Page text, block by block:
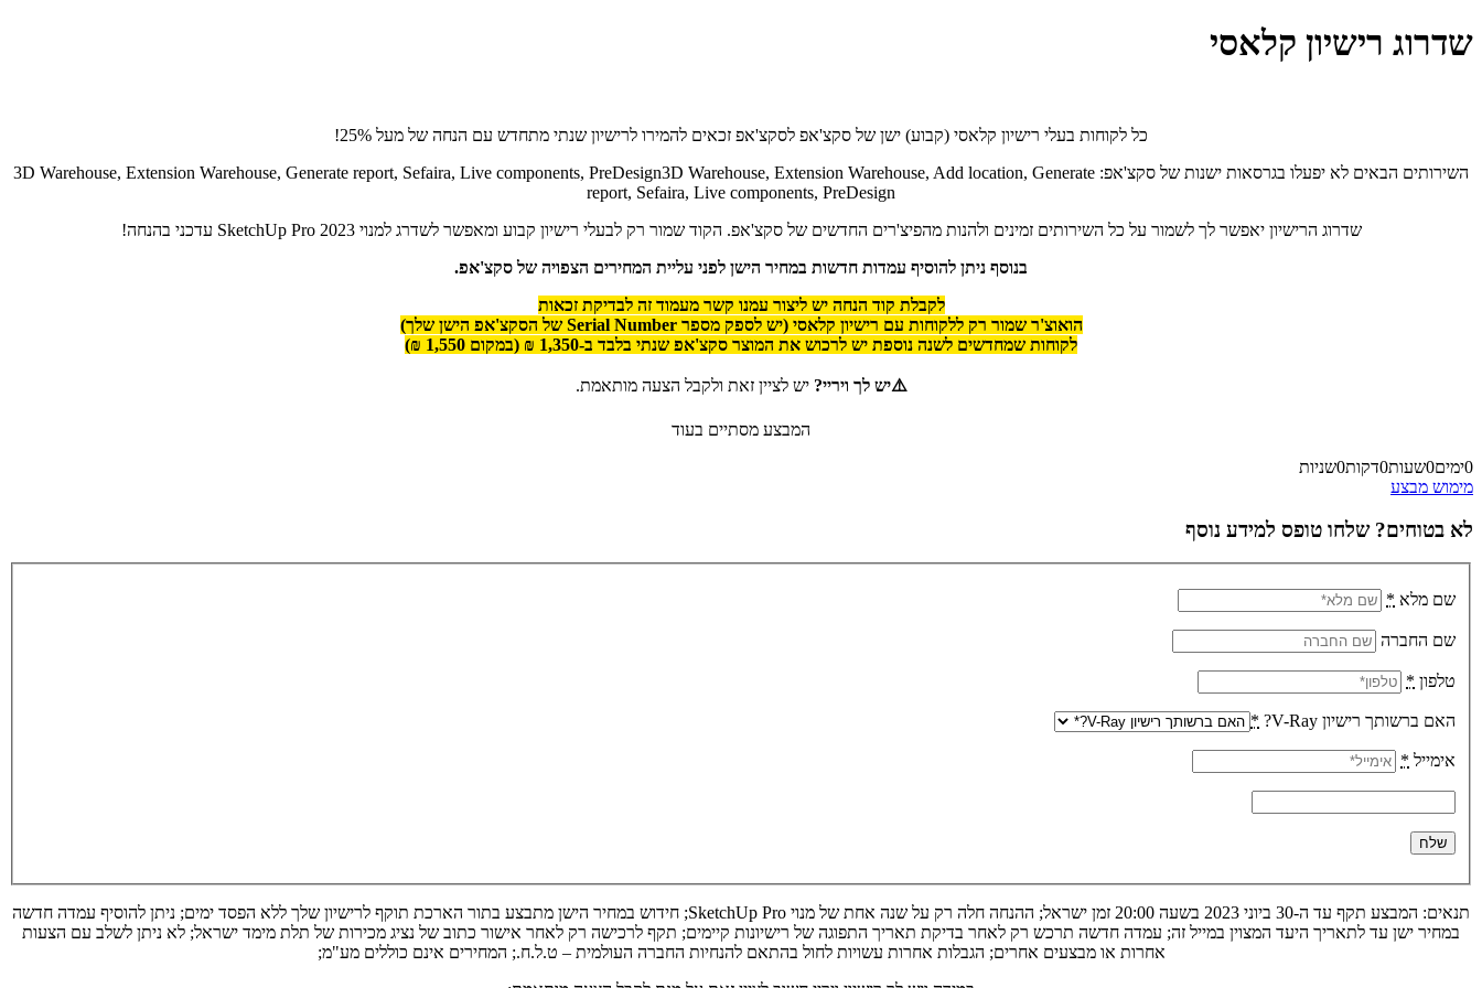
שדרוג רישיון קלאסי
כל לקוחות בעלי רישיון קלאסי (קבוע) ישן של סקצ'אפ לסקצ'אפ זכאים להמירו לרישיון שנתי מתחדש עם הנחה של מעל 25%!
השירותים הבאים לא יפעלו בגרסאות ישנות של סקצ'אפ: 3D Warehouse, Extension Warehouse, Generate report, Sefaira, Live components, PreDesign3D Warehouse, Extension Warehouse, Add location, Generate
report, Sefaira, Live components, PreDesign
שדרוג הרישיון יאפשר לך לשמור על כל השירותים זמינים ולהנות מהפיצ'רים החדשים של סקצ'אפ. הקוד שמור רק לבעלי רישיון קבוע ומאפשר לשדרג למנוי SketchUp Pro 2023 עדכני בהנחה!
בנוסף ניתן להוסיף עמדות חדשות במחיר הישן לפני עליית המחירים הצפויה של סקצ'אפ.
לקבלת קוד הנחה יש ליצור עמנו קשר מעמוד זה לבדיקת זכאות
הואוצ'ר שמור רק ללקוחות עם רישיון קלאסי (יש לספק מספר Serial Number של הסקצ'אפ הישן שלך)
לקוחות שמחדשים לשנה נוספת יש לרכוש את המוצר סקצ'אפ שנתי בלבד ב-1,350 ₪ (במקום 1,550 ₪)
⚠️יש לך ויריי? יש לציין זאת ולקבל הצעה מותאמת.
המבצע מסתיים בעוד
0ימים0שעות0דקות0שניות
מימוש מבצע
לא בטוחים? שלחו טופס למידע נוסף
שם מלא *
שם החברה
טלפון *
האם ברשותך רישיון V-Ray? *
אימייל *
תנאים: המבצע תקף עד ה-30 ביוני 2023 בשעה 20:00 זמן ישראל; ההנחה חלה רק על שנה אחת של מנוי SketchUp Pro; חידוש במחיר הישן מתבצע בתור הארכת תוקף לרישיון שלך ללא הפסד ימים; ניתן להוסיף עמדה חדשה
במחיר ישן עד לתאריך היעד המצוין במייל זה; עמדה חדשה תרכש רק לאחר בדיקת תאריך התפוגה של רישיונות קיימים; תקף לרכישה רק לאחר אישור כתוב של נציג מכירות של תלת מימד ישראל; לא ניתן לשלב עם הצעות
אחרות או מבצעים אחרים; הגבלות אחרות עשויות לחול בהתאם להנחיות החברה העולמית – ט.ל.ח.; המחירים אינם כוללים מע"מ;